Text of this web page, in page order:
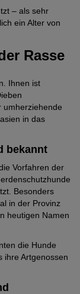
– als sehr
ein Alter von
Rasse
Ihnen ist
umherziehende
in das
bekannt
Vorfahren der
Besonders
in der Provinz
heutigen Namen
die Hunde
ihre Artgenossen